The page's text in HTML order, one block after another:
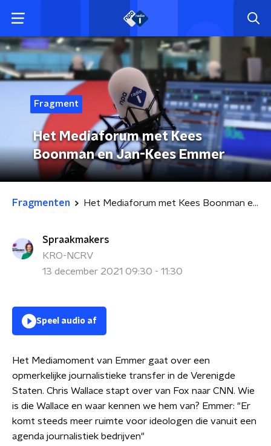
Fragment
Het Mediaforum met Kees
Boonman en Jan-Kees Emmer
Fragmenten Het Mediaforum met Kees Boonman en Jan-Kees Emmer
Spraakmakers
KRO-NCRV
13 december 2021 09:30 - 11:30
Speel audio af
Het Mediamoment van Emmer gaat over een
opmerkelijke journalistieke transfer in de Verenigde
Staten. Chris Wallace stapt over van Fox naar CNN. Wie
is die Wallace en waar kennen we hem van? Emmer: "Er
komt steeds meer ruimte voor ideologen die vanuit een
agenda journalistiek bedrijven"